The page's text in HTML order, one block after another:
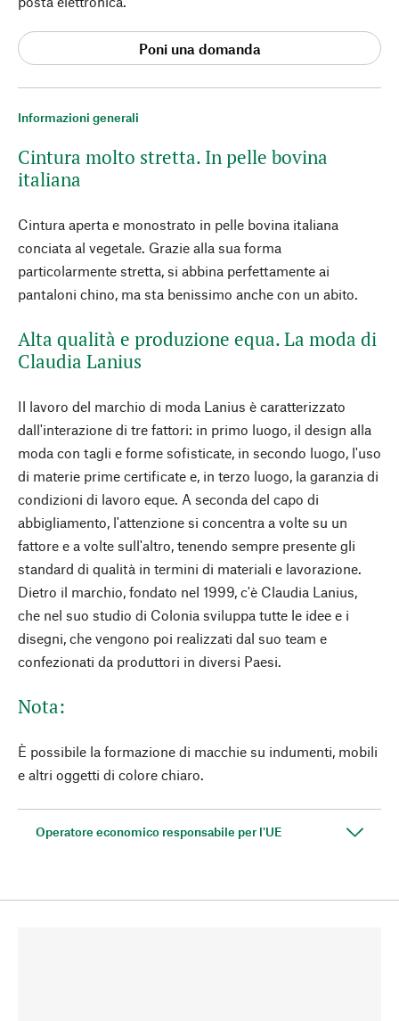
Informazioni generali
Cintura molto stretta. In pelle bovina
italiana
Cintura aperta e monostrato in pelle bovina italiana
conciata al vegetale. Grazie alla sua forma
particolarmente stretta, si abbina perfettamente ai
pantaloni chino, ma sta benissimo anche con un abito.
Alta qualità e produzione equa. La moda di
Claudia Lanius
Il lavoro del marchio di moda Lanius è caratterizzato
dall'interazione di tre fattori: in primo luogo, il design alla
moda con tagli e forme sofisticate, in secondo luogo, l'uso
di materie prime certificate e, in terzo luogo, la garanzia di
condizioni di lavoro eque. A seconda del capo di
abbigliamento, l'attenzione si concentra a volte su un
fattore e a volte sull'altro, tenendo sempre presente gli
standard di qualità in termini di materiali e lavorazione.
Dietro il marchio, fondato nel 1999, c'è Claudia Lanius,
che nel suo studio di Colonia sviluppa tutte le idee e i
disegni, che vengono poi realizzati dal suo team e
confezionati da produttori in diversi Paesi.
Nota:
È possibile la formazione di macchie su indumenti, mobili
e altri oggetti di colore chiaro.
Operatore economico responsabile per l'UE
Poni una domanda